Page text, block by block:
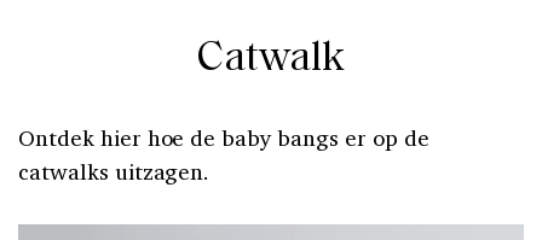
Catwalk
Ontdek hier hoe de baby bangs er op de
catwalks uitzagen.